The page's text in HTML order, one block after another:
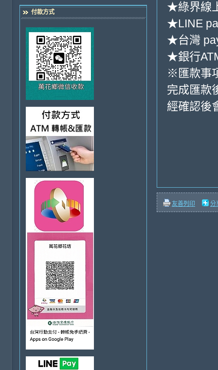
付款方式
★綠界線
★LINE
★台灣
★銀行
※匯款事
完成匯款
經確認後
友善列印 分